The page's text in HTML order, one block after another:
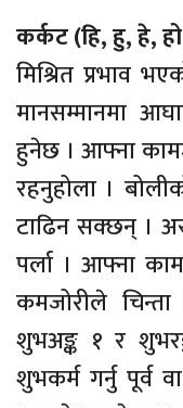
कर्कट (हि, हु, हे,
मिश्रित प्रभाव
मानसम्मानमा
हुनेछ । आफ्ना
रहनुहोला ।
टाढिन सक्छन् ।
पर्ला । आफ्ना
कमजोरीले
शुभअङ्क १ र
शुभकर्म गर्नु पूर्व